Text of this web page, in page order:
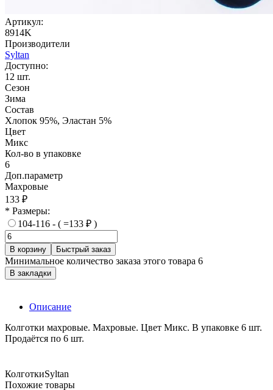
Артикул:
8914K
Производители
Syltan
Доступно:
12 шт.
Сезон
Зима
Состав
Хлопок 95%, Эластан 5%
Цвет
Микс
Кол-во в упаковке
6
Доп.параметр
Махровые
133 ₽
* Размеры:
104-116 - ( =133 ₽ )
В корзину Быстрый заказ
Минимальное количество заказа этого товара 6
В закладки
Описание
Колготки махровые. Махровые. Цвет Микс. В упаковке 6 шт.
Продаётся по 6 шт.
КолготкиSyltan
Похожие товары